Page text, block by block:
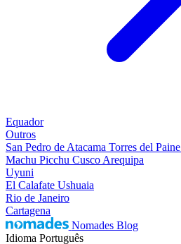
Equador
Outros
San Pedro de Atacama Torres del Paine
Machu Picchu Cusco Arequipa
Uyuni
El Calafate Ushuaia
Rio de Janeiro
Cartagena
Nomades Blog
Idioma Português